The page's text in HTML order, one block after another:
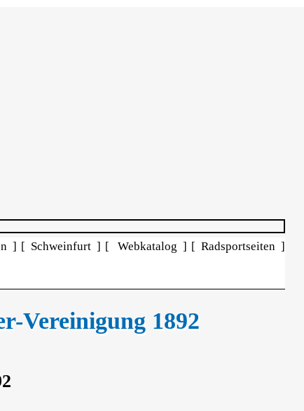
] [ Schweinfurt ] [ Webkatalog ] [ Radsportseiten ]
Vereinigung 1892